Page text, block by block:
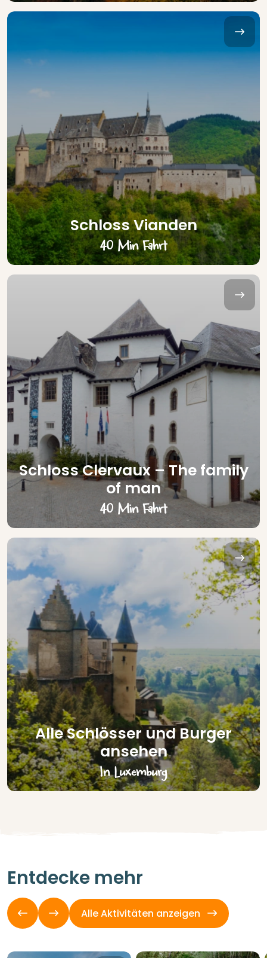
Schloss Vianden
40 Min Fahrt
Schloss Clervaux – The family
of man
40 Min Fahrt
Alle Schlösser und Burger
ansehen
In Luxemburg
Entdecke mehr
Alle Aktivitäten anzeigen